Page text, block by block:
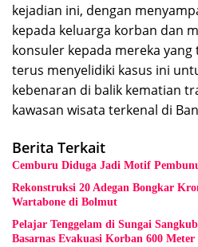
kejadian ini, dengan
kepada keluarga korban dan
konsuler kepada mereka
terus menyelidiki kasus ini
kebenaran di balik kematian
kawasan wisata terkenal di
Berita Terkait
Cemburu Diduga Jadi Motif
Rekonstruksi 20 Adegan Bongkar
Wartabone di Bolmut
Pelajar Tenggelam di Sungai
Basarnas Evakuasi Korban 600